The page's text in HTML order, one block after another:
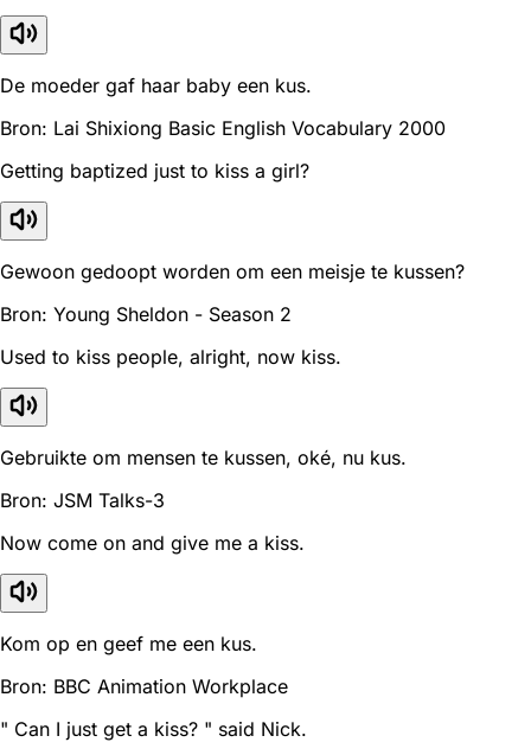
De moeder gaf haar baby een kus.
Bron: Lai Shixiong Basic English Vocabulary 2000
Getting baptized just to kiss a girl?
Gewoon gedoopt worden om een ​​meisje te kussen?
Bron: Young Sheldon - Season 2
Used to kiss people, alright, now kiss.
Gebruikte om mensen te kussen, oké, nu kus.
Bron: JSM Talks-3
Now come on and give me a kiss.
Kom op en geef me een kus.
Bron: BBC Animation Workplace
" Can I just get a kiss? " said Nick.